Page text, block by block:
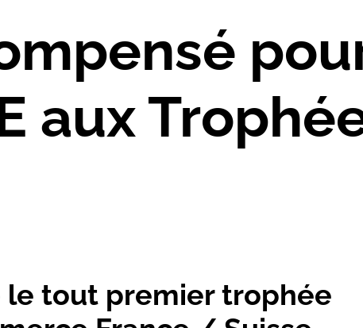
aux
tout premier trophée